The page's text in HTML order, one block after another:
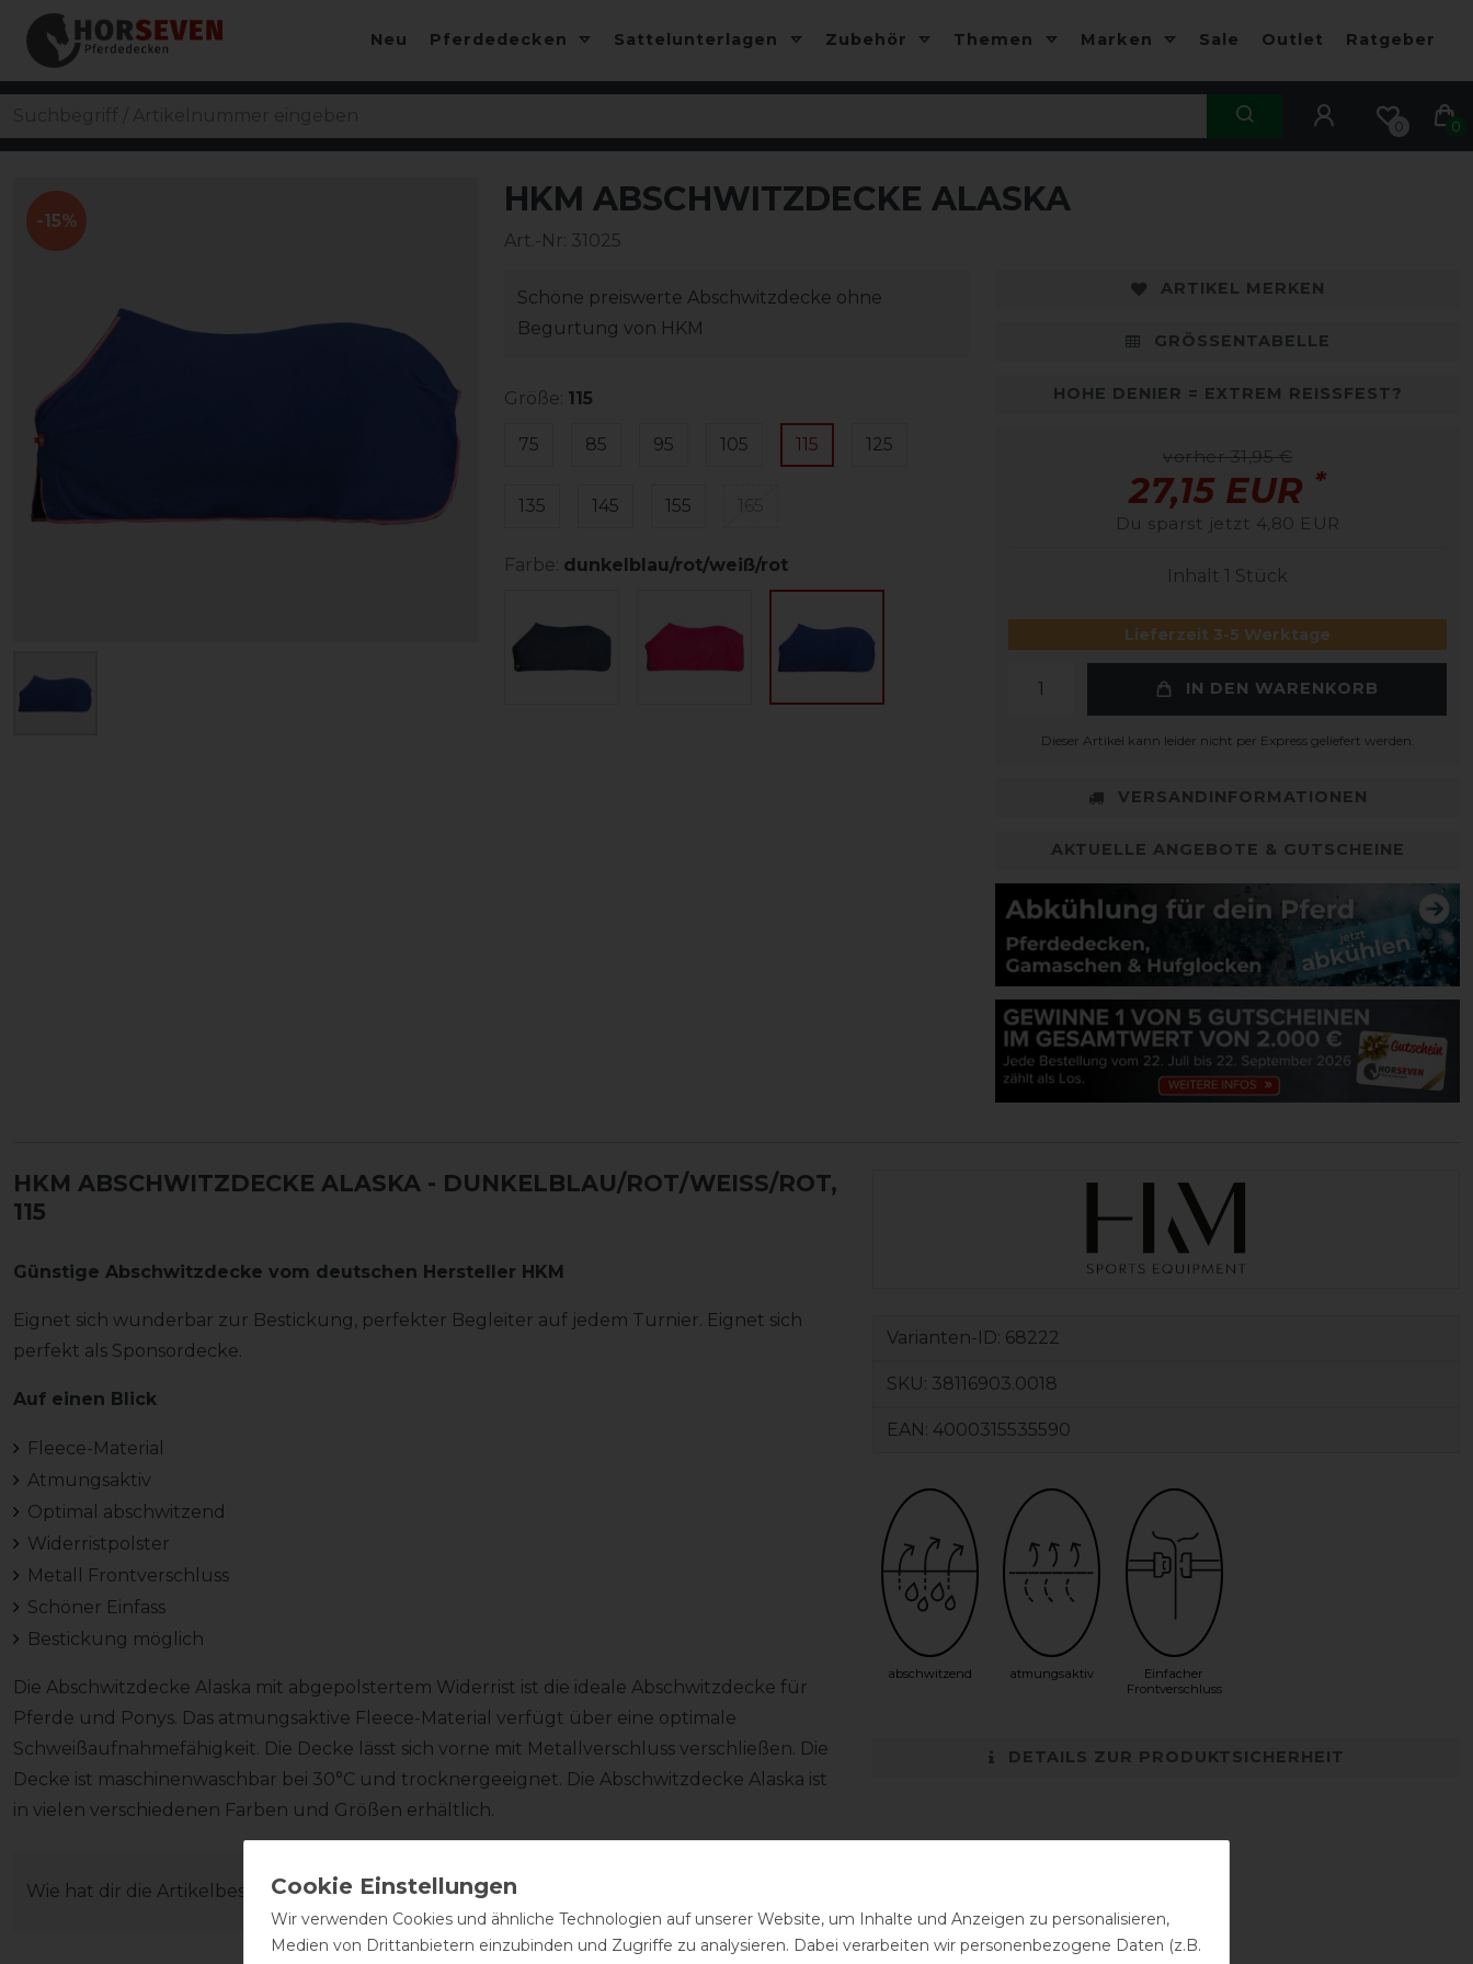
Neu Pferdedecken Sattelunterlagen Zubehör Themen Marken Sale Outlet Ratgeber
0 0
-15%
HKM ABSCHWITZDECKE ALASKA
Art.-Nr: 31025
Schöne preiswerte Abschwitzdecke ohne
Begurtung von HKM
Größe: 115
75 85 95 105 115 125
135 145 155
Farbe: dunkelblau/rot/weiß/rot
ARTIKEL MERKEN
GRÖSSENTABELLE
HOHE DENIER = EXTREM REISSFEST?
vorher 31,95 €
27,15 EUR *
Du sparst jetzt 4,80 EUR
Inhalt 1 Stück
Lieferzeit 3-5 Werktage
IN DEN WARENKORB
Dieser Artikel kann leider nicht per Express geliefert werden.
VERSANDINFORMATIONEN
AKTUELLE ANGEBOTE & GUTSCHEINE
HKM ABSCHWITZDECKE ALASKA - DUNKELBLAU/ROT/WEISS/ROT, 1
15
Günstige Abschwitzdecke vom deutschen Hersteller HKM
Eignet sich wunderbar zur Bestickung, perfekter Begleiter auf jedem Turnier. Eignet sich
perfekt als Sponsordecke.
Auf einen Blick
Fleece-Material
Atmungsaktiv
Optimal abschwitzend
Widerristpolster
Metall Frontverschluss
Schöner Einfass
Bestickung möglich
Die Abschwitzdecke Alaska mit abgepolstertem Widerrist ist die ideale Abschwitzdecke für
Pferde und Ponys. Das atmungsaktive Fleece-Material verfügt über eine optimale
Schweißaufnahmefähigkeit. Die Decke lässt sich vorne mit Metallverschluss verschließen. Die
Decke ist maschinenwaschbar bei 30°C und trocknergeeignet. Die Abschwitzdecke Alaska ist
in vielen verschiedenen Farben und Größen erhältlich.
Wie hat dir die Artikelbeschreibung gefallen?
Varianten-ID: 68222
SKU: 38116903.0018
EAN: 4000315535590
abschwitzend atmungsaktiv
Einfacher
Frontverschluss
DETAILS ZUR PRODUKTSICHERHEIT
Wir verwenden Cookies und ähnliche Technologien auf unserer Website, um Inhalte und Anzeigen zu personalisieren,
Medien von Drittanbietern einzubinden und Zugriffe zu analysieren. Dabei verarbeiten wir personenbezogene Daten (z.B.